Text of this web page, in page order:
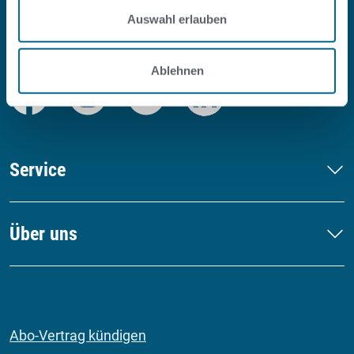
Auswahl erlauben
Ablehnen
#SOPOOLISTNURBERLIN
Service
Über uns
Abo-Vertrag kündigen